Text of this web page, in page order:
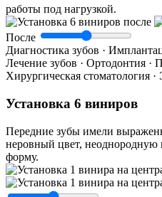
работы под нагрузкой.
После
Диагностика зубов ·
Лечение зубов · Ортодонтия ·
Хирургическая стоматология ·
Установка 6 виниров
Передние зубы имели
неровный цвет,
форму.